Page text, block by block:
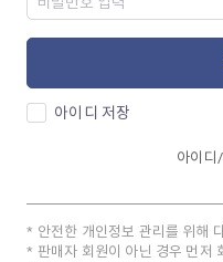
아이디 저장
아이디
안전한 개인정보 관리를 위해
판매자 회원이 아닌 경우 먼저